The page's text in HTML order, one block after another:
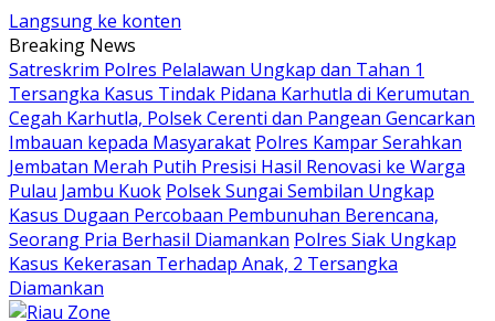
Langsung ke konten
Breaking News
Satreskrim Polres Pelalawan Ungkap dan Tahan 1
Tersangka Kasus Tindak Pidana Karhutla di Kerumutan
Cegah Karhutla, Polsek Cerenti dan Pangean Gencarkan
Imbauan kepada Masyarakat Polres Kampar Serahkan
Jembatan Merah Putih Presisi Hasil Renovasi ke Warga
Pulau Jambu Kuok Polsek Sungai Sembilan Ungkap
Kasus Dugaan Percobaan Pembunuhan Berencana,
Seorang Pria Berhasil Diamankan Polres Siak Ungkap
Kasus Kekerasan Terhadap Anak, 2 Tersangka
Diamankan